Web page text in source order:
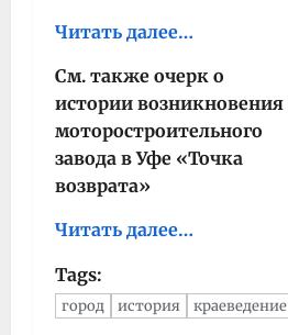
Читать далее…
См. также очерк о
истории возникновения
моторостроительного
завода в Уфе «Точка
возврата»
Читать далее…
Tags:
город история краеведение